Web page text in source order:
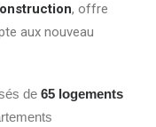
, offre
aux nouveau
de 65 logements